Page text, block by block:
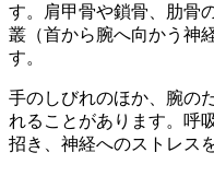
す。肩甲骨や鎖骨、肋骨
叢（首から腕へ向かう神
す。
手のしびれのほか、腕の
れることがあります。呼
招き、神経へのストレス